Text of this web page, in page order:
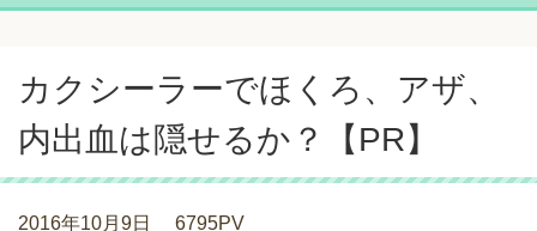
カクシーラーでほくろ、アザ、
内出血は隠せるか？【PR】
2016年10月9日 6795PV